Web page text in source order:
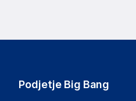
Podjetje Big Bang